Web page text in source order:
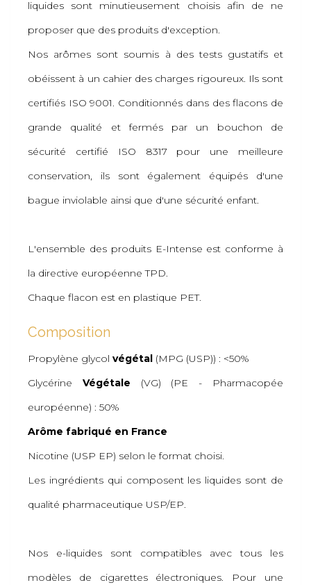
liquides sont minutieusement choisis afin de ne
proposer que des produits d'exception.
Nos arômes sont soumis à des tests gustatifs et
obéissent à un cahier des charges rigoureux. Ils sont
certifiés ISO 9001. Conditionnés dans des flacons de
grande qualité et fermés par un bouchon de
sécurité certifié ISO 8317 pour une meilleure
conservation, ils sont également équipés d'une
bague inviolable ainsi que d'une sécurité enfant.
L'ensemble des produits E-Intense est conforme à
la directive européenne TPD.
Chaque flacon est en plastique PET.
Composition
Propylène glycol végétal (MPG (USP)) : <50%
Glycérine Végétale (VG) (PE - Pharmacopée
européenne) : 50%
Arôme fabriqué en France
Nicotine (USP EP) selon le format choisi.
Les ingrédients qui composent les liquides sont de
qualité pharmaceutique USP/EP.
Nos e-liquides sont compatibles avec tous les
modèles de cigarettes électroniques. Pour une